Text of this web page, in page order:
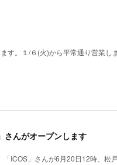
す。１/６(火)から平常通り営業し
さんがオープンします
ICOS」さんが6月20日12時、松